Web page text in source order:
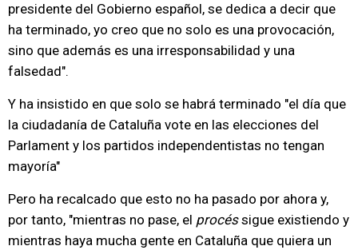
presidente del Gobierno español, se dedica a decir que
ha terminado, yo creo que no solo es una provocación,
sino que además es una irresponsabilidad y una
falsedad".
Y ha insistido en que solo se habrá terminado "el día que
la ciudadanía de Cataluña vote en las elecciones del
Parlament y los partidos independentistas no tengan
mayoría"
Pero ha recalcado que esto no ha pasado por ahora y,
por tanto, "mientras no pase, el procéssigue existiendo y
mientras haya mucha gente en Cataluña que quiera un